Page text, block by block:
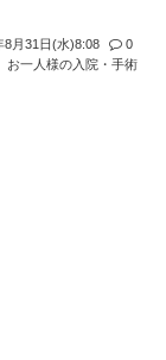
8月31日(水)8:08
0
お一人様の入院・手術